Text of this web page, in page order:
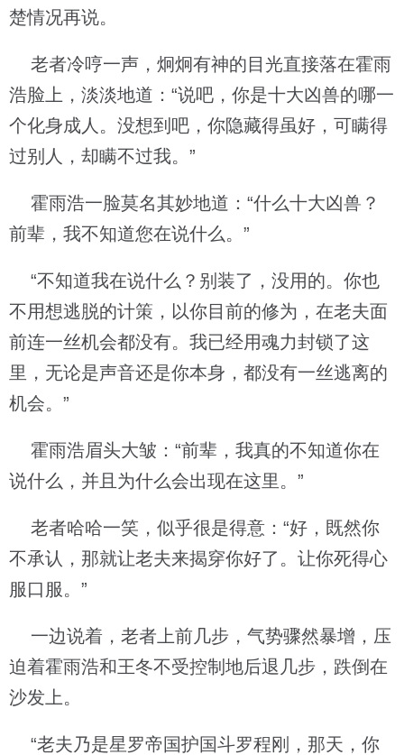
楚情况再说。
老者冷哼一声，炯炯有神的目光直接落在霍雨
浩脸上，淡淡地道：“说吧，你是十大凶兽的哪一
个化身成人。没想到吧，你隐藏得虽好，可瞒得
过别人，却瞒不过我。”
霍雨浩一脸莫名其妙地道：“什么十大凶兽？
前辈，我不知道您在说什么。”
“不知道我在说什么？别装了，没用的。你也
不用想逃脱的计策，以你目前的修为，在老夫面
前连一丝机会都没有。我已经用魂力封锁了这
里，无论是声音还是你本身，都没有一丝逃离的
机会。”
霍雨浩眉头大皱：“前辈，我真的不知道你在
说什么，并且为什么会出现在这里。”
老者哈哈一笑，似乎很是得意：“好，既然你
不承认，那就让老夫来揭穿你好了。让你死得心
服口服。”
一边说着，老者上前几步，气势骤然暴增，压
迫着霍雨浩和王冬不受控制地后退几步，跌倒在
沙发上。
“老夫乃是星罗帝国护国斗罗程刚，那天，你